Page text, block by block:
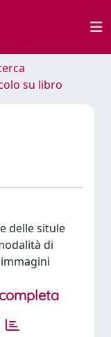
su libro
delle situle
di